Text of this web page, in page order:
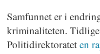
Samfunnet er i
kriminaliteten.
Politidirektorateten